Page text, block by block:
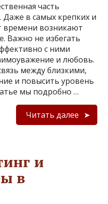
часть
Даже в самых крепких и
времени возникают
Важно не избегать
с ними
и любовь.
между близкими,
и повысить уровень
мы подробно …
Читать далее
и
в